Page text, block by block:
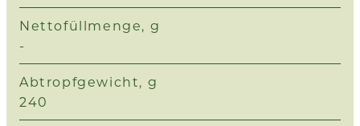
Nettofüllmenge, g
-
Abtropfgewicht, g
240